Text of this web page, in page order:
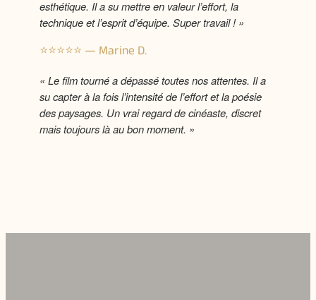
esthétique. Il a su mettre en valeur l’effort, la
technique et l’esprit d’équipe. Super travail ! »
⭐️⭐️⭐️⭐️⭐️ — Marine D.
« Le film tourné a dépassé toutes nos attentes. Il a
su capter à la fois l’intensité de l’effort et la poésie
des paysages. Un vrai regard de cinéaste, discret
mais toujours là au bon moment. »